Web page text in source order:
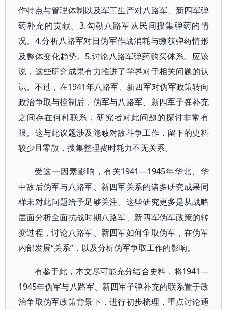
作特点与管理体制以及军工生产对八路军、新四军弹
药补充的贡献。3.勾勒八路军从民间搜集弹药的情
况。4.分析八路军对日伪军作战消耗与缴获弹药情形
及整体变化趋势。5.讨论八路军弹药购买体系。应该
说，这些研究成果有力推进了学界对于相关问题的认
识。不过，在1941年八路军、新四军对伪军政策转向
政治争取与控制后，伪军与八路军、新四军子弹补充
之间存在何种联系，研究者对此问题的探讨非常有
限。这与此议题涉及隐蔽对敌斗争工作，留下的史料
较少且零散，搜集整理费时耗力不无关系。
受这一因素影响，有关1941—1945年华北、华
中敌后伪军与八路军、新四军关系的诸多研究成果同
样未对此问题给予足够关注。这些研究更多是从战略
层面分析全面抗战时期八路军、新四军伪军政策的转
变过程，讨论八路军、新四军如何争取伪军，在伪军
内部发展“关系”，以及分析伪军争取工作的影响。
有鉴于此，本文尽可能充分结合史料，将1941—
1945年伪军与八路军、新四军子弹补充的联系置于政
治争取伪军政策背景下，进行初步梳理，重点讨论通